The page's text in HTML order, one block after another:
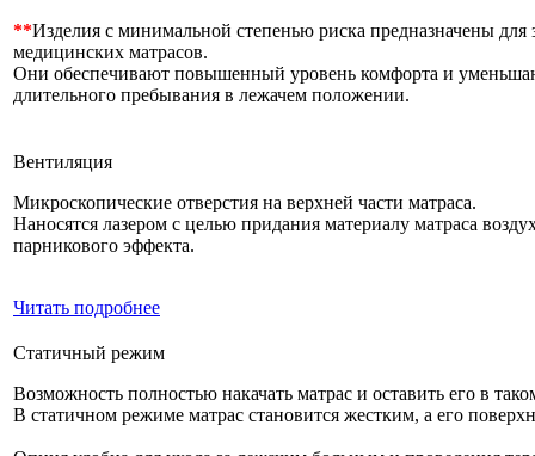
**Изделия с минимальной степенью риска предназначены
медицинских матрасов.
Они обеспечивают повышенный уровень комфорта и
длительного пребывания в лежачем положении.
Вентиляция
Микроскопические отверстия на верхней части матраса.
Наносятся лазером с целью придания материалу матраса
парникового эффекта.
Читать подробнее
Статичный режим
Возможность полностью накачать матрас и оставить его в
В статичном режиме матрас становится жестким, а его